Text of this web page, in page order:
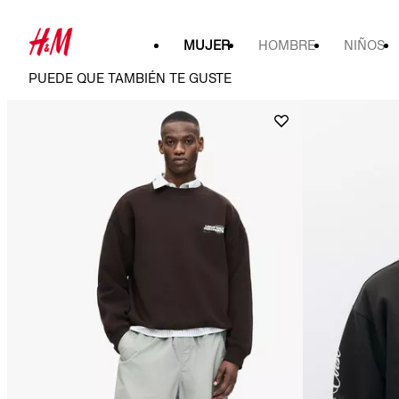
MUJER HOMBRE NIÑOS
PUEDE QUE TAMBIÉN TE GUSTE